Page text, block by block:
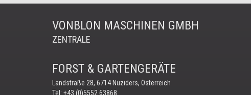
VONBLON MASCHINEN GMBH
ZENTRALE
FORST & GARTENGERÄTE
Landstraße 28, 6714 Nüziders, Österreich
Tel: +43 (0)5552 63868